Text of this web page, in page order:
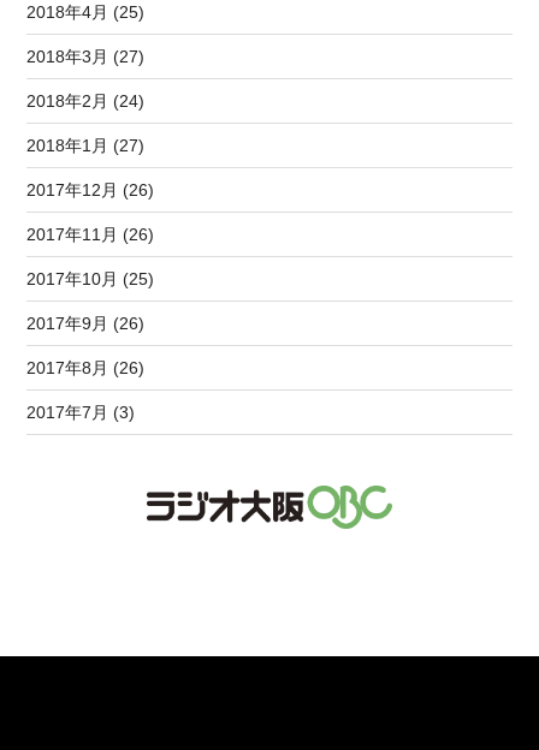
2018年4月 (25)
2018年3月 (27)
2018年2月 (24)
2018年1月 (27)
2017年12月 (26)
2017年11月 (26)
2017年10月 (25)
2017年9月 (26)
2017年8月 (26)
2017年7月 (3)